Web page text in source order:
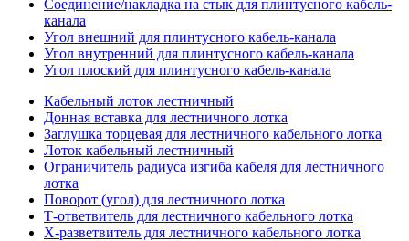
Соединение/накладка на стык для плинтусного кабель-
канала
Угол внешний для плинтусного кабель-канала
Угол внутренний для плинтусного кабель-канала
Угол плоский для плинтусного кабель-канала
Кабельный лоток лестничный
Донная вставка для лестничного лотка
Заглушка торцевая для лестничного кабельного лотка
Лоток кабельный лестничный
Ограничитель радиуса изгиба кабеля для лестничного
лотка
Поворот (угол) для лестничного лотка
Т-ответвитель для лестничного кабельного лотка
Х-разветвитель для лестничного кабельного лотка